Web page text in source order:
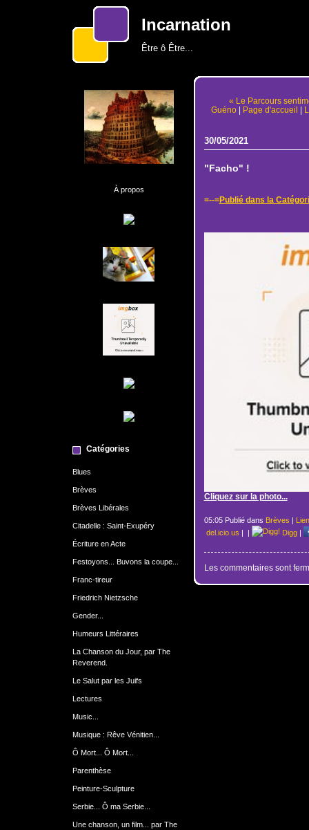
Incarnation
Être ô Être...
À propos
Catégories
Blues
Brèves
Brèves Libérales
Citadelle : Saint-Exupéry
Écriture en Acte
Festoyons... Buvons la coupe...
Franc-tireur
Friedrich Nietzsche
Gender...
Humeurs Littéraires
La Chanson du Jour, par The
Reverend.
Le Salut par les Juifs
Lectures
Music...
Musique : Rêve Vénitien...
Ô Mort... Ô Mort...
Parenthèse
Peinture-Sculpture
Serbie... Ô ma Serbie...
Une chanson, un film... par The
« Le Parcours
Guéno | Page d'accueil |
30/05/2021
"Facho" !
=--=Publié dans la
Cliquez sur la photo...
05:05 Publié dans Brèves |
del.icio.us | | Digg|
Les commentaires sont